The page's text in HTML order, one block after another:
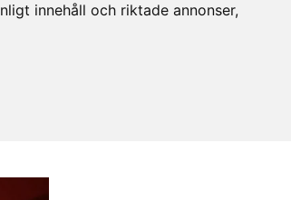
innehåll och riktade annonser,